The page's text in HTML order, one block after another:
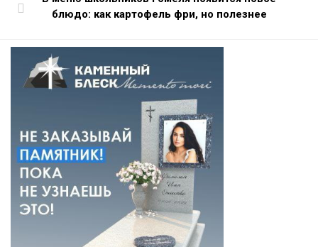
блюдо: как картофель фри, но полезнее